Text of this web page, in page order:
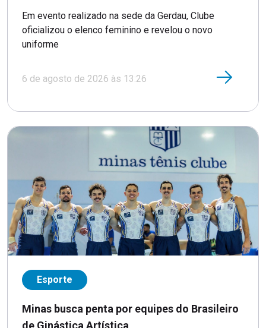
Em evento realizado na sede da Gerdau, Clube
oficializou o elenco feminino e revelou o novo
uniforme
6 de agosto de 2026 às 13:26
Esporte
Minas busca penta por equipes do Brasileiro
de Ginástica Artística